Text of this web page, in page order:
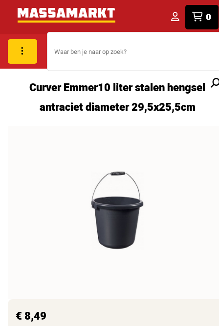
0
Curver Emmer10 liter stalen hengsel
antraciet diameter 29,5x25,5cm
€ 8,49